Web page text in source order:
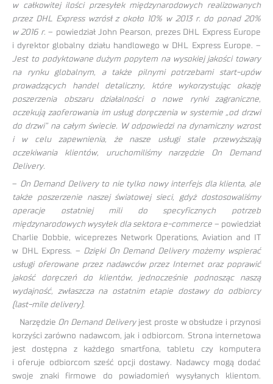
w całkowitej ilości przesyłek międzynarodowych realizowanych
przez DHL Express wzrósł z około 10% w 2013 r. do ponad 20%
w 2016 r. – powiedział John Pearson, prezes DHL Express Europe
i dyrektor globalny działu handlowego w DHL Express Europe. –
Jest to podyktowane dużym popytem na wysokiej jakości towary
na rynku globalnym, a także pilnymi potrzebami start-upów
prowadzących handel detaliczny, które wykorzystując okazję
poszerzenia obszaru działalności o nowe rynki zagraniczne,
oczekują zaoferowania im usług doręczenia w systemie „od drzwi
do drzwi” na całym świecie. W odpowiedzi na dynamiczny wzrost
i w celu zapewnienia, że nasze usługi stale przewyższają
oczekiwania klientów, uruchomiliśmy narzędzie On Demand
Delivery.
– On Demand Delivery to nie tylko nowy interfejs dla klienta, ale
także poszerzenie naszej światowej sieci, gdyż dostosowaliśmy
operacje ostatniej mili do specyficznych potrzeb
międzynarodowych wysyłek dla sektora e-commerce – powiedział
Charlie Dobbie, wiceprezes Network Operations, Aviation and IT
w DHL Express. – Dzięki On Demand Delivery możemy wspierać
usługi oferowane przez nadawców przez Internet oraz poprawić
jakość doręczeń do klientów, jednocześnie podnosząc naszą
wydajność, zwłaszcza na ostatnim etapie dostawy do odbiorcy
(last-mile delivery).
Narzędzie On Demand Deliveryjest proste w obsłudze i przynosi
korzyści zarówno nadawcom, jak i odbiorcom. Strona internetowa
jest dostępna z każdego smartfona, tabletu czy komputera
i oferuje odbiorcom sześć opcji dostawy. Nadawcy mogą dodać
swoje znaki firmowe do powiadomień wysyłanych klientom.